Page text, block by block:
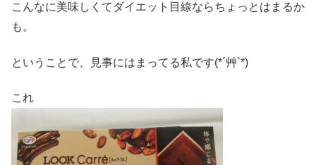
こんなに美味しくてダイエット目線ならちょっとはまるか
も。
ということで、見事にはまってる私です(*´艸`*)
これ